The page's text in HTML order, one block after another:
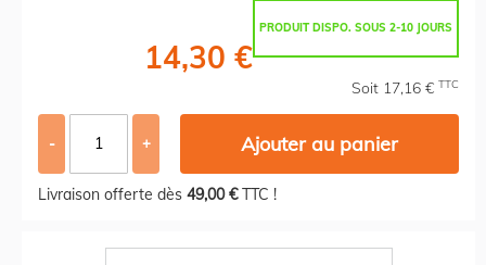
PRODUIT DISPO. SOUS 2-10 JOURS
14,30 €
Soit 17,16 € TTC
- + Ajouter au panier
Livraison offerte dès 49,00 €TTC !